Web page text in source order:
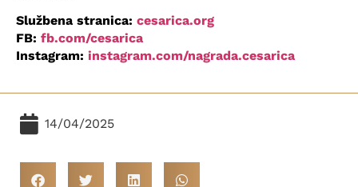
14/04/2025
Službena stranica: cesarica.org
FB: fb.com/cesarica
Instagram: instagram.com/nagrada.cesarica